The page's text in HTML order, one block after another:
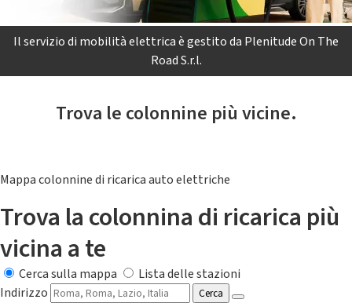
Il servizio di mobilità elettrica è gestito da Plenitude On The
Road S.r.l.
Trova le colonnine più vicine.
Mappa colonnine di ricarica auto elettriche
Trova la colonnina di ricarica più
vicina a te
Cerca sulla mappa
Lista delle stazioni
Indirizzo
Cerca